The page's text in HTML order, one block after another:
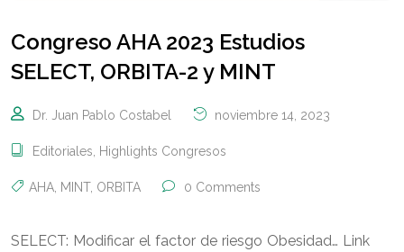
Congreso AHA 2023 Estudios
SELECT, ORBITA-2 y MINT
Dr. Juan Pablo Costabel noviembre 14, 2023
Editoriales Highlights Congresos
AHA MINT, ORBITA 0 Comments
SELECT: Modificar el factor de riesgo Obesidad… Link